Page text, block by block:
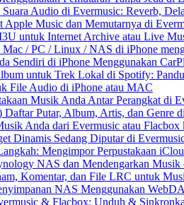
Audio di Evermusic: Reverb,
Apple Music dan Memutarnya di
untuk Internet Archive atau Live
Mac / PC / Linux / NAS di iPhone
Sendiri di iPhone Menggunakan
untuk Trek Lokal di Spotify:
File Audio di iPhone atau MAC
Musik Anda Antar Perangkat di
Daftar Putar, Album, Artis, dan Genre
Anda dari Evermusic atau Flacbox
Dinamis Sedang Diputar di
Mengimpor Perpustakaan
NAS dan Mendengarkan Musik
Komentar, dan File LRC untuk
NAS Menggunakan
& Flacbox: Unduh &